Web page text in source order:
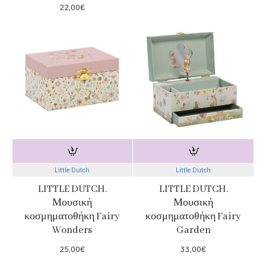
22,00€
Little Dutch
LITTLE DUTCH.
Μουσική
κοσμηματοθήκη Fairy
Wonders
25,00€
Little Dutch
LITTLE DUTCH.
Μουσική
κοσμηματοθήκη Fairy
Garden
33,00€